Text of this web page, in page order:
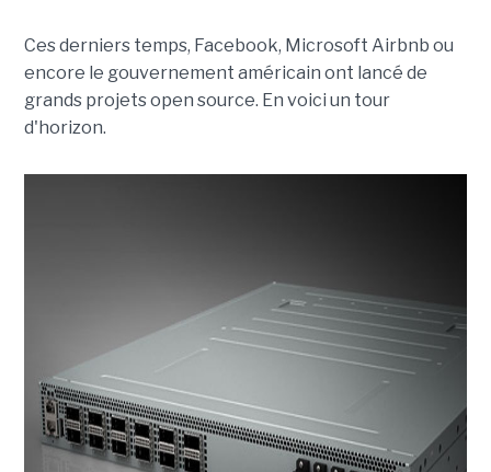
Ces derniers temps, Facebook, Microsoft Airbnb ou
encore le gouvernement américain ont lancé de
grands projets open source. En voici un tour
d'horizon.